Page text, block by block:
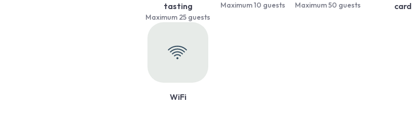
tasting
Maximum 25 guests
Maximum 10 guests Maximum 50 guests
card
WiFi